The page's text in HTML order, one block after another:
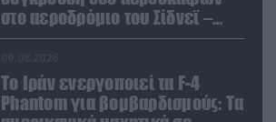
στο αεροδρόμιο του Σίδνεϊ –
Ένας τραυματίας (βίντεο)
Το Ιράν ενεργοποιεί τα F-4
Phantom για βομβαρδισμούς: Τα